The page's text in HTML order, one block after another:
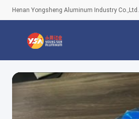
Henan Yongsheng Aluminum Industry Co.,Ltd.